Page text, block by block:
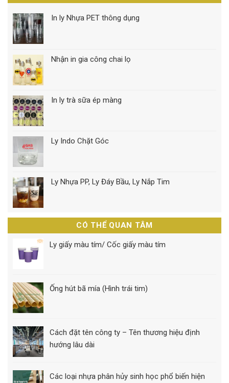
In ly Nhựa PET thông dụng
Nhận in gia công chai lọ
In ly trà sữa ép màng
Ly Indo Chặt Góc
Ly Nhựa PP, Ly Đáy Bầu, Ly Nắp Tim
CÓ THỂ QUAN TÂM
Ly giấy màu tím/ Cốc giấy màu tím
Ống hút bã mía (Hình trái tim)
Cách đặt tên công ty – Tên thương hiệu định
hướng lâu dài
Các loại nhựa phân hủy sinh học phổ biến hiện